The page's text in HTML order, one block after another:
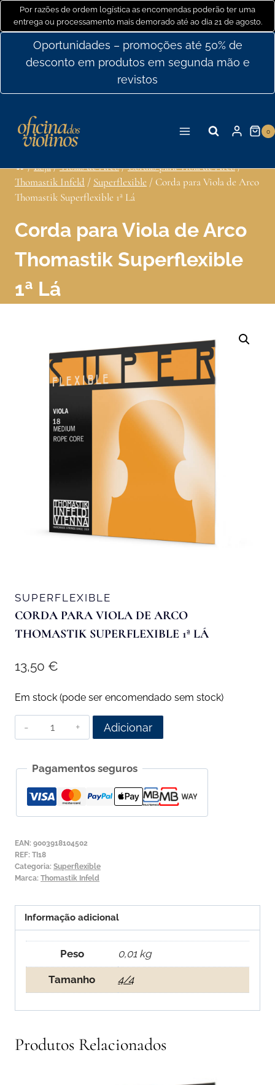
para
conteúdo
Por razões de ordem logística as encomendas poderão ter uma
entrega ou processamento mais demorado até ao dia 21 de agosto.
Oportunidades – promoções até 50% de
desconto em produtos em segunda mão e
revistos
0
/Loja/Violas de Arco/Cordas para Viola de Arco/
Thomastik Infeld / Superflexible / Corda para Viola de Arco
Thomastik Superflexible 1ª Lá
Corda para Viola de Arco
Thomastik Superflexible
1ª Lá
SUPERFLEXIBLE
CORDA PARA VIOLA DE ARCO
THOMASTIK SUPERFLEXIBLE 1ª LÁ
13,50 €
Em stock (pode ser encomendado sem stock)
Quantidade
de
para
Viola
de
Thomastik
Superflexible
1ª
Adicionar
Pagamentos seguros
EAN: 9003918104502
REF: TI18
Categoria: Superflexible
Marca: Thomastik Infeld
Informação adicional
Peso 0,01 kg
Tamanho 4/4
Produtos Relacionados